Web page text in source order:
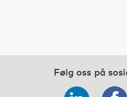
Følg oss på